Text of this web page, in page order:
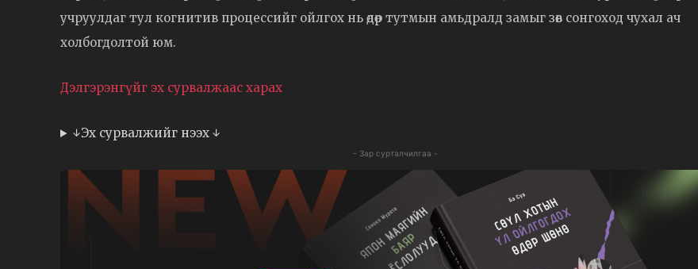
учруулдаг тул когнитив процессийг ойлгох нь өдөр тутмын амьдралд замыг зөв сонгоход чухал ач
холбогдолтой юм.
Дэлгэрэнгүйг эх сурвалжаас харах
↓Эх сурвалжийг нээх ↓
- Зар сурталчилгаа -